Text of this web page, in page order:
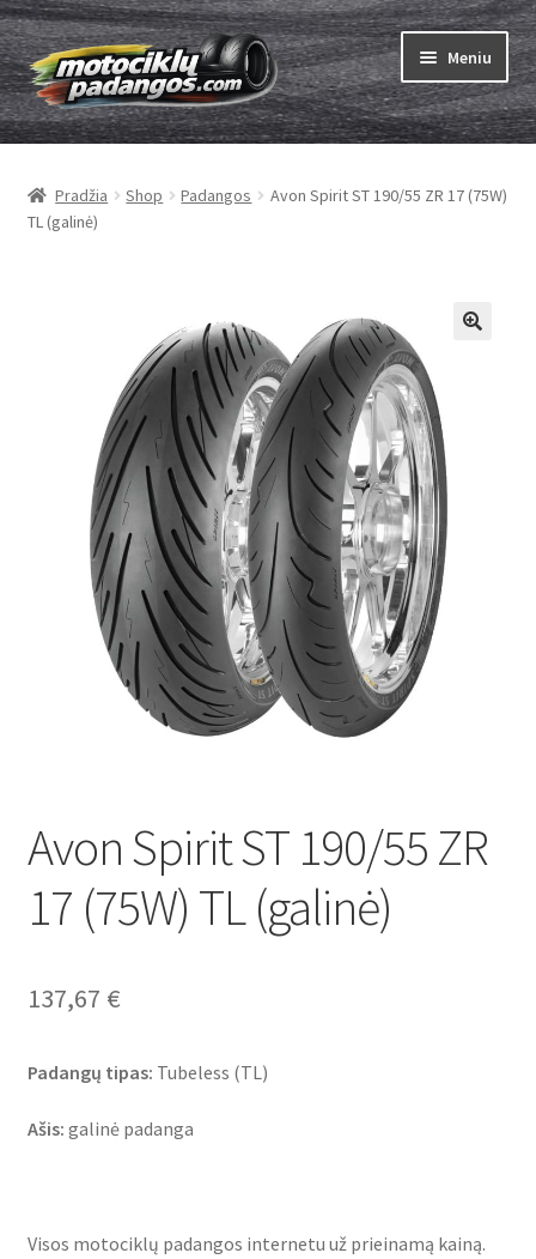
Pereiti
prie
meniu
Pereiti
prie
turinio
Meniu
Padangos
menu
Kameros
menu
Kontaktai
Pradžia Shop Padangos
Avon Spirit ST 190/55 ZR 17 (75W)
TL (galinė)
Avon Spirit ST 190/55 ZR
17 (75W) TL (galinė)
137,67 €
Padangų tipas: Tubeless (TL)
Ašis: galinė padanga
Visos motociklų padangos internetu už prieinamą kainą.